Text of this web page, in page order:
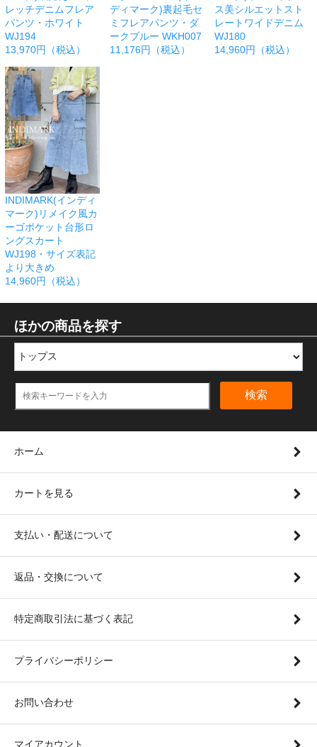
レッチデニムフレア
パンツ・ホワイト
WJ194
13,970円（税込）
ディマーク)裏起毛セ
ミフレアパンツ・ダ
ークブルー WKH007
11,176円（税込）
ス美シルエットスト
レートワイドデニム
WJ180
14,960円（税込）
INDIMARK(インディ
マーク)リメイク風カ
ーゴポケット台形ロ
ングスカート
WJ198・サイズ表記
より大きめ
14,960円（税込）
ほかの商品を探す
検索
ホーム
カートを見る
支払い・配送について
返品・交換について
特定商取引法に基づく表記
プライバシーポリシー
お問い合わせ
マイアカウント